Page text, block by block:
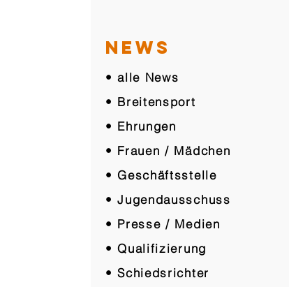
NEWS
• alle News
• Breitensport
• Ehrungen
• Frauen / Mädchen
• Geschäftsstelle
• Jugendausschuss
• Presse / Medien
• Qualifizierung
• Schiedsrichter